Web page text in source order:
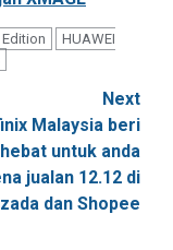
Edition
HUAWEI
Next
Malaysia beri
untuk anda
jualan 12.12 di
dan Shopee